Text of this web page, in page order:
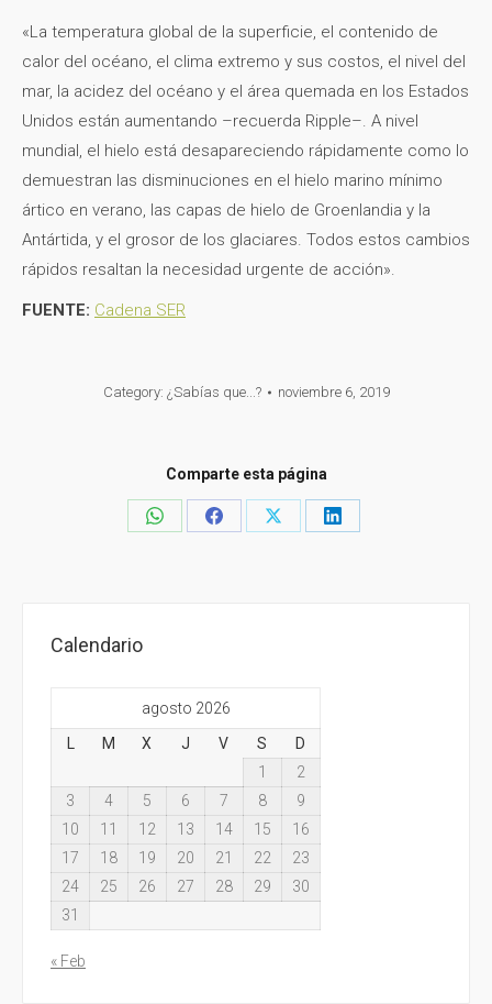
«La temperatura global de la superficie, el contenido de
calor del océano, el clima extremo y sus costos, el nivel del
mar, la acidez del océano y el área quemada en los Estados
Unidos están aumentando –recuerda Ripple–. A nivel
mundial, el hielo está desapareciendo rápidamente como lo
demuestran las disminuciones en el hielo marino mínimo
ártico en verano, las capas de hielo de Groenlandia y la
Antártida, y el grosor de los glaciares. Todos estos cambios
rápidos resaltan la necesidad urgente de acción».
FUENTE: Cadena SER
Category: ¿Sabías que...? noviembre 6, 2019
Comparte esta página
Share
Share
Share
Share
Calendario
agosto 2026
M X J V S
D
1
2
3
4 5 6 7 8
9
10
11 12 13 14 15
16
17
18 19 20 21 22
23
24
25 26 27 28 29
30
31
« Feb